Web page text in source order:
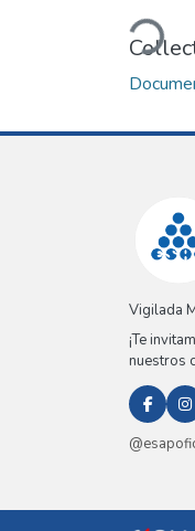
Vigilada
¡Te
nuestros